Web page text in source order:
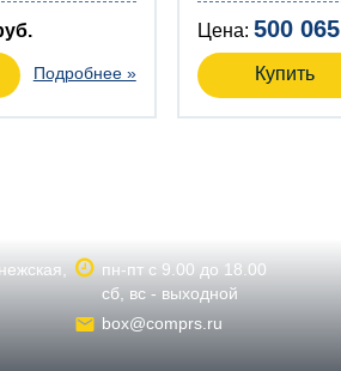
Подробнее »
Цена:500 065
Купить
пн-пт с 9.00 до 18.00
сб, вс - выходной
box@comprs.ru